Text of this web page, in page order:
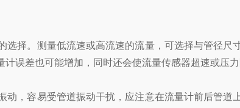
。测量低流速或高流速的流量，可选择与管径尺
误差也可能增加，同时还会使流量传感器超速或压力
容易受管道振动干扰，应注意在流量计前后管道